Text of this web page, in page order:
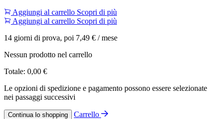
Aggiungi al carrello Scopri di più
Aggiungi al carrello Scopri di più
14 giorni di prova, poi 7,49 € / mese
Nessun prodotto nel carrello
Totale: 0,00 €
Le opzioni di spedizione e pagamento possono essere selezionate
nei passaggi successivi
Continua lo shopping Carrello